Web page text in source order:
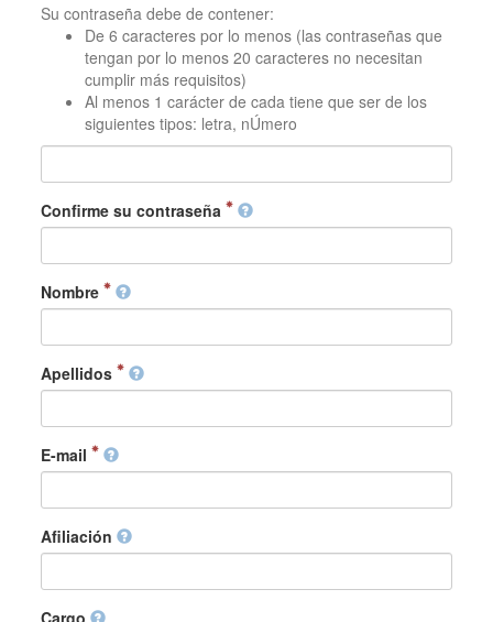
Su contraseña debe de contener:
De 6 caracteres por lo menos (las contraseñas que
tengan por lo menos 20 caracteres no necesitan
cumplir más requisitos)
Al menos 1 carácter de cada tiene que ser de los
siguientes tipos: letra, nÚmero
Confirme su contraseña
Nombre
Apellidos
E-mail
Afiliación
Cargo